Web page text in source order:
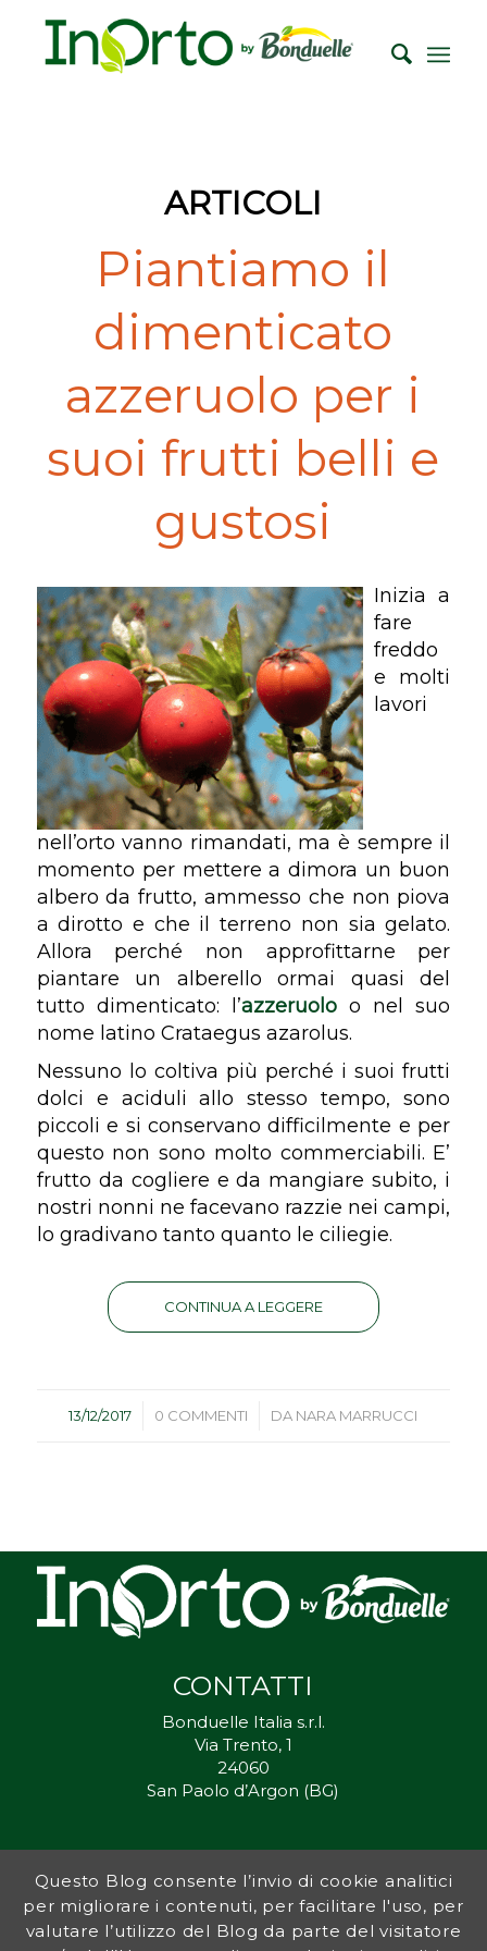
ARTICOLI
Piantiamo il
dimenticato
azzeruolo per i
suoi frutti belli e
gustosi
Inizia a
fare
freddo
e molti
lavori
nell’orto vanno rimandati, ma è sempre il
momento per mettere a dimora un buon
albero da frutto, ammesso che non piova
a dirotto e che il terreno non sia gelato.
Allora perché non approfittarne per
piantare un alberello ormai quasi del
tutto dimenticato: l’azzeruoloo nel suo
nome latino Crataegus azarolus.
Nessuno lo coltiva più perché i suoi frutti
dolci e aciduli allo stesso tempo, sono
piccoli e si conservano difficilmente e per
questo non sono molto commerciabili. E’
frutto da cogliere e da mangiare subito, i
nostri nonni ne facevano razzie nei campi,
lo gradivano tanto quanto le ciliegie.
CONTINUA A LEGGERE
13/12/2017
/ 0 COMMENTI
/ DA NARA MARRUCCI
CONTATTI
Bonduelle Italia s.r.l.
Via Trento, 1
24060
San Paolo d’Argon (BG)
Inorto.org è dal 2011 il punto di riferimento per gli ortisti italiani, e
fornisce preziosi consigli sia ai più esperti che a nuovi interessati.
L’obiettivo di Bonduelle è ispirare la transizione verso una dieta a
Questo Blog consente l’invio di cookie analitici
per migliorare i contenuti, per facilitare l'uso, per
valutare l’utilizzo del Blog da parte del visitatore